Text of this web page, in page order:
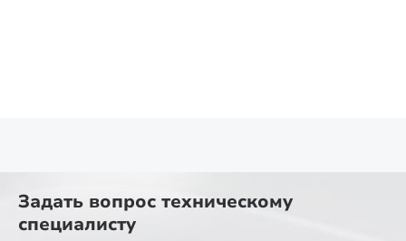
Задать вопрос техническому
специалисту